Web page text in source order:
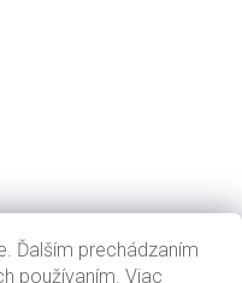
Ďalším prechádzaním
používaním. Viac